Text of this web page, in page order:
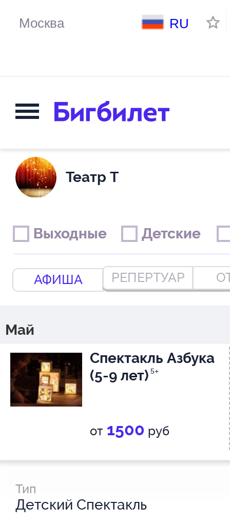
RU
Театр Т
АФИША РЕПЕРТУАР
Выходные
Выходные Детские
Детские
Май
Спектакль Азбука
(5-9 лет) 5+
от 1500 руб
Тип
Детский Спектакль